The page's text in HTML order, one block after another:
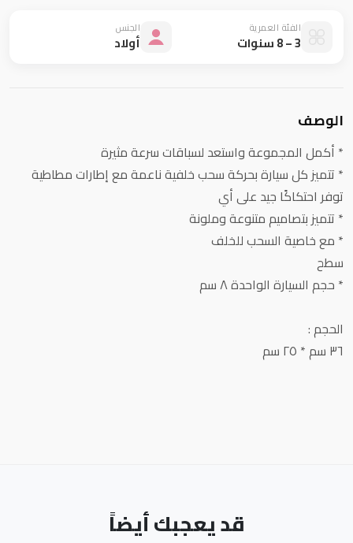
الفئة العمرية
3 – 8 سنوات
الجنس
أولاد
الوصف
* أكمل المجموعة واستعد لسباقات سرعة مثيرة
* تتميز كل سيارة بحركة سحب خلفية ناعمة مع إطارات مطاطية
توفر احتكاكًا جيد على أي
* تتميز بتصاميم متنوعة وملونة
* مع خاصية السحب للخلف
سطح
* حجم السيارة الواحدة ٨ سم
الحجم :
٣٦ سم * ٢٥ سم
قد يعجبك أيضاً